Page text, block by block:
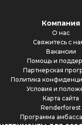
Компания
О нас
Свяжитесь с
Вакансии
Помощь и
Партнерская
Политика
Условия и
Карта сайта
Renderforest
Программа